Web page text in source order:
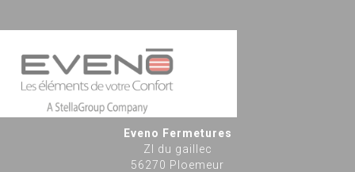
Eveno Fermetures
ZI du gaillec
56270 Ploemeur